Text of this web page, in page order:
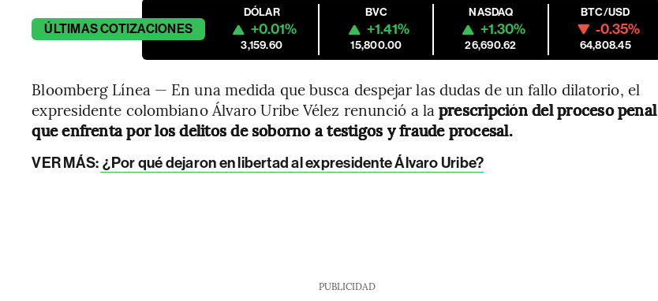
ÚLTIMASCOTIZACIONES
DÓLAR
+0.01%
3,159.60
BVC
+1.41%
15,800.00
NASDAQ
+1.30%
26,690.62
BTC/USD
-0.35%
64,808.45
Bloomberg Línea — En una medida que busca despejar las dudas de un fallo dilatorio, el
expresidente colombiano Álvaro Uribe Vélez renunció a laprescripción del proceso penal
que enfrenta por los delitos de soborno a testigos y fraude procesal.
VER MÁS: ¿Por qué dejaron en libertad al expresidente Álvaro Uribe?
PUBLICIDAD